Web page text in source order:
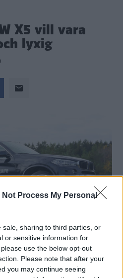
Not Process My Personal
sale, sharing to third parties, or
or sensitive information for
use the below opt-out
Please note that after your
you may continue seeing
X5 vill vara
lyxig
men är ingen renodlad terrängbil.
in både lyxkänsla,
i samma